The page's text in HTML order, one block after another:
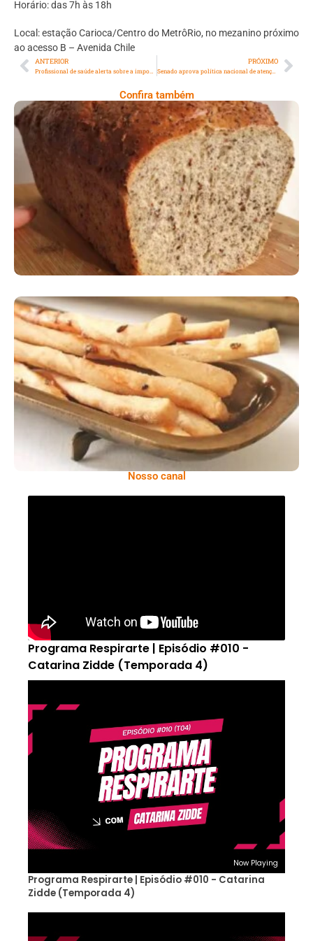
Horário: das 7h às 18h
Local: estação Carioca/Centro do MetrôRio, no mezanino próximo
ao acesso B – Avenida Chile
ANTERIOR PRÓXIMO
Senado aprova política nacional de atenção psicossocial nas escolas
Confira também
Comer Bem: Pão Low Carb
Comer Bem: Palitinhos De Cebola E Salsa
Nosso canal
Programa Respirarte | Episódio #010 -
Catarina Zidde (Temporada 4)
Now Playing
Programa Respirarte | Episódio #010 - Catarina
Zidde (Temporada 4)